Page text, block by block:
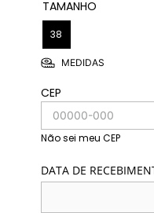
TAMANHO
38
MEDIDAS
CEP
Não sei meu CEP
DATA DE